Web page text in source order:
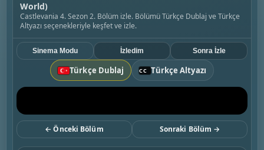
World)
Castlevania 4. Sezon 2. Bölüm izle. Bölümü Türkçe Dublaj ve Türkçe
Altyazı seçenekleriyle keşfet ve izle.
Türkçe Dublaj Türkçe Altyazı
Sinema Modu İzledim Sonra İzle
← Önceki Bölüm Sonraki Bölüm →